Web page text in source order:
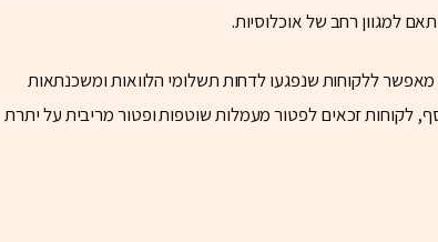
הנוכחי, שהיה בתוקף עד סוף ספטמבר 2024, מאפשר ללקוחות שנפגעו לדחות תשלומי הלוואות ומשכנתאות
לקוחות זכאים לפטור מעמלות שוטפות ופטור מריבית על יתרת